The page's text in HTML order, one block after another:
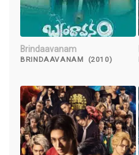
Brindaavanam
BRINDAAVANAM (2010)